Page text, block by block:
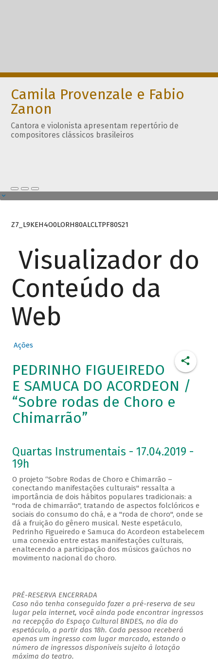
Camila Provenzale e Fabio
Zanon
Cantora e violonista apresentam repertório de
compositores clássicos brasileiros
Z7_L9KEH4O0LORH80ALCLTPF80S21
Visualizador do
Conteúdo da
Web
Ações
PEDRINHO FIGUEIREDO
E SAMUCA DO ACORDEON /
“Sobre rodas de Choro e
Chimarrão”
Quartas Instrumentais - 17.04.2019 -
19h
O projeto “Sobre Rodas de Choro e Chimarrão –
conectando manifestações culturais" ressalta a
importância de dois hábitos populares tradicionais: a
"roda de chimarrão", tratando de aspectos folclóricos e
sociais do consumo do chá, e a "roda de choro", onde se
dá a fruição do gênero musical. Neste espetáculo,
Pedrinho Figueiredo e Samuca do Acordeon estabelecem
uma conexão entre estas manifestações culturais,
enaltecendo a participação dos músicos gaúchos no
movimento nacional do choro.
PRÉ-RESERVA ENCERRADA
Caso não tenha conseguido fazer a pré-reserva de seu
lugar pela internet, você ainda pode encontrar ingressos
na recepção do Espaço Cultural BNDES, no dia do
espetáculo, a partir das 18h. Cada pessoa receberá
apenas um ingresso com lugar marcado, estando o
número de ingressos disponíveis sujeito à lotação
máxima do teatro.